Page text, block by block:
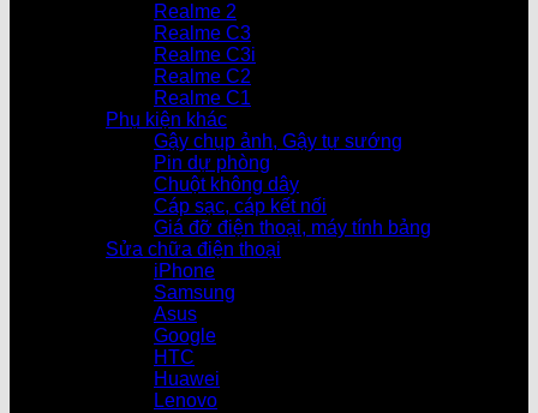
Realme 2
Realme C3
Realme C3i
Realme C2
Realme C1
Phụ kiện khác
Gậy chụp ảnh, Gậy tự sướng
Pin dự phòng
Chuột không dây
Cáp sạc, cáp kết nối
Giá đỡ điện thoại, máy tính bảng
Sửa chữa điện thoại
iPhone
Samsung
Asus
Google
HTC
Huawei
Lenovo